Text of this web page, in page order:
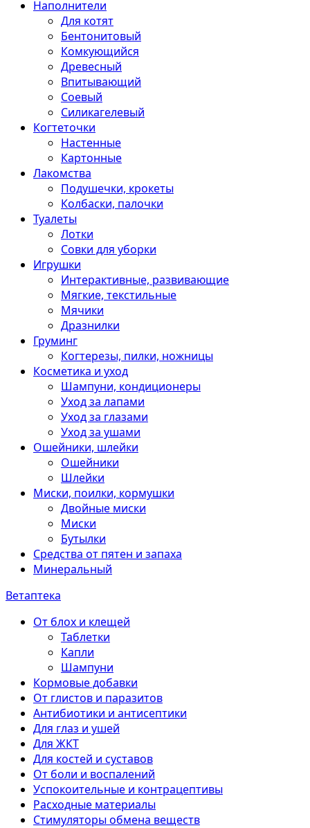
Наполнители
Для котят
Бентонитовый
Комкующийся
Древесный
Впитывающий
Соевый
Силикагелевый
Когтеточки
Настенные
Картонные
Лакомства
Подушечки, крокеты
Колбаски, палочки
Туалеты
Лотки
Совки для уборки
Игрушки
Интерактивные, развивающие
Мягкие, текстильные
Мячики
Дразнилки
Груминг
Когтерезы, пилки, ножницы
Косметика и уход
Шампуни, кондиционеры
Уход за лапами
Уход за глазами
Уход за ушами
Ошейники, шлейки
Ошейники
Шлейки
Миски, поилки, кормушки
Двойные миски
Миски
Бутылки
Средства от пятен и запаха
Минеральный
Ветаптека
От блох и клещей
Таблетки
Капли
Шампуни
Кормовые добавки
От глистов и паразитов
Антибиотики и антисептики
Для глаз и ушей
Для ЖКТ
Для костей и суставов
От боли и воспалений
Успокоительные и контрацептивы
Расходные материалы
Стимуляторы обмена веществ